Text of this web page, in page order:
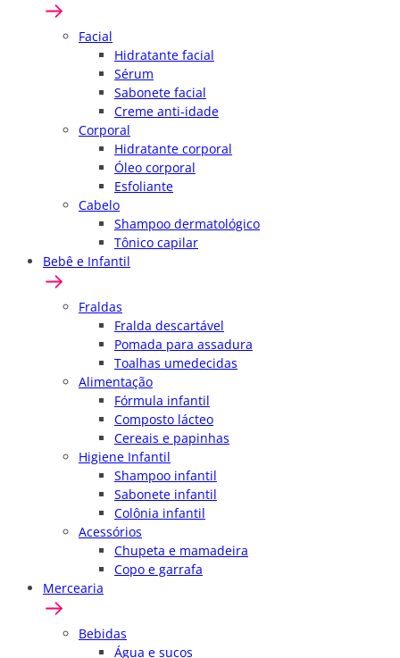
Facial
Hidratante facial
Sérum
Sabonete facial
Creme anti-idade
Corporal
Hidratante corporal
Óleo corporal
Esfoliante
Cabelo
Shampoo dermatológico
Tônico capilar
Bebê e Infantil
Fraldas
Fralda descartável
Pomada para assadura
Toalhas umedecidas
Alimentação
Fórmula infantil
Composto lácteo
Cereais e papinhas
Higiene Infantil
Shampoo infantil
Sabonete infantil
Colônia infantil
Acessórios
Chupeta e mamadeira
Copo e garrafa
Mercearia
Bebidas
Água e sucos